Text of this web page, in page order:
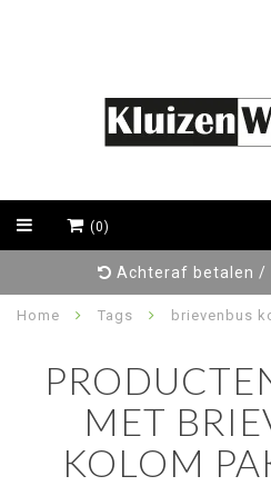
(0)
Achteraf betalen /
Home Tags brievenbus
MET
KOLOM